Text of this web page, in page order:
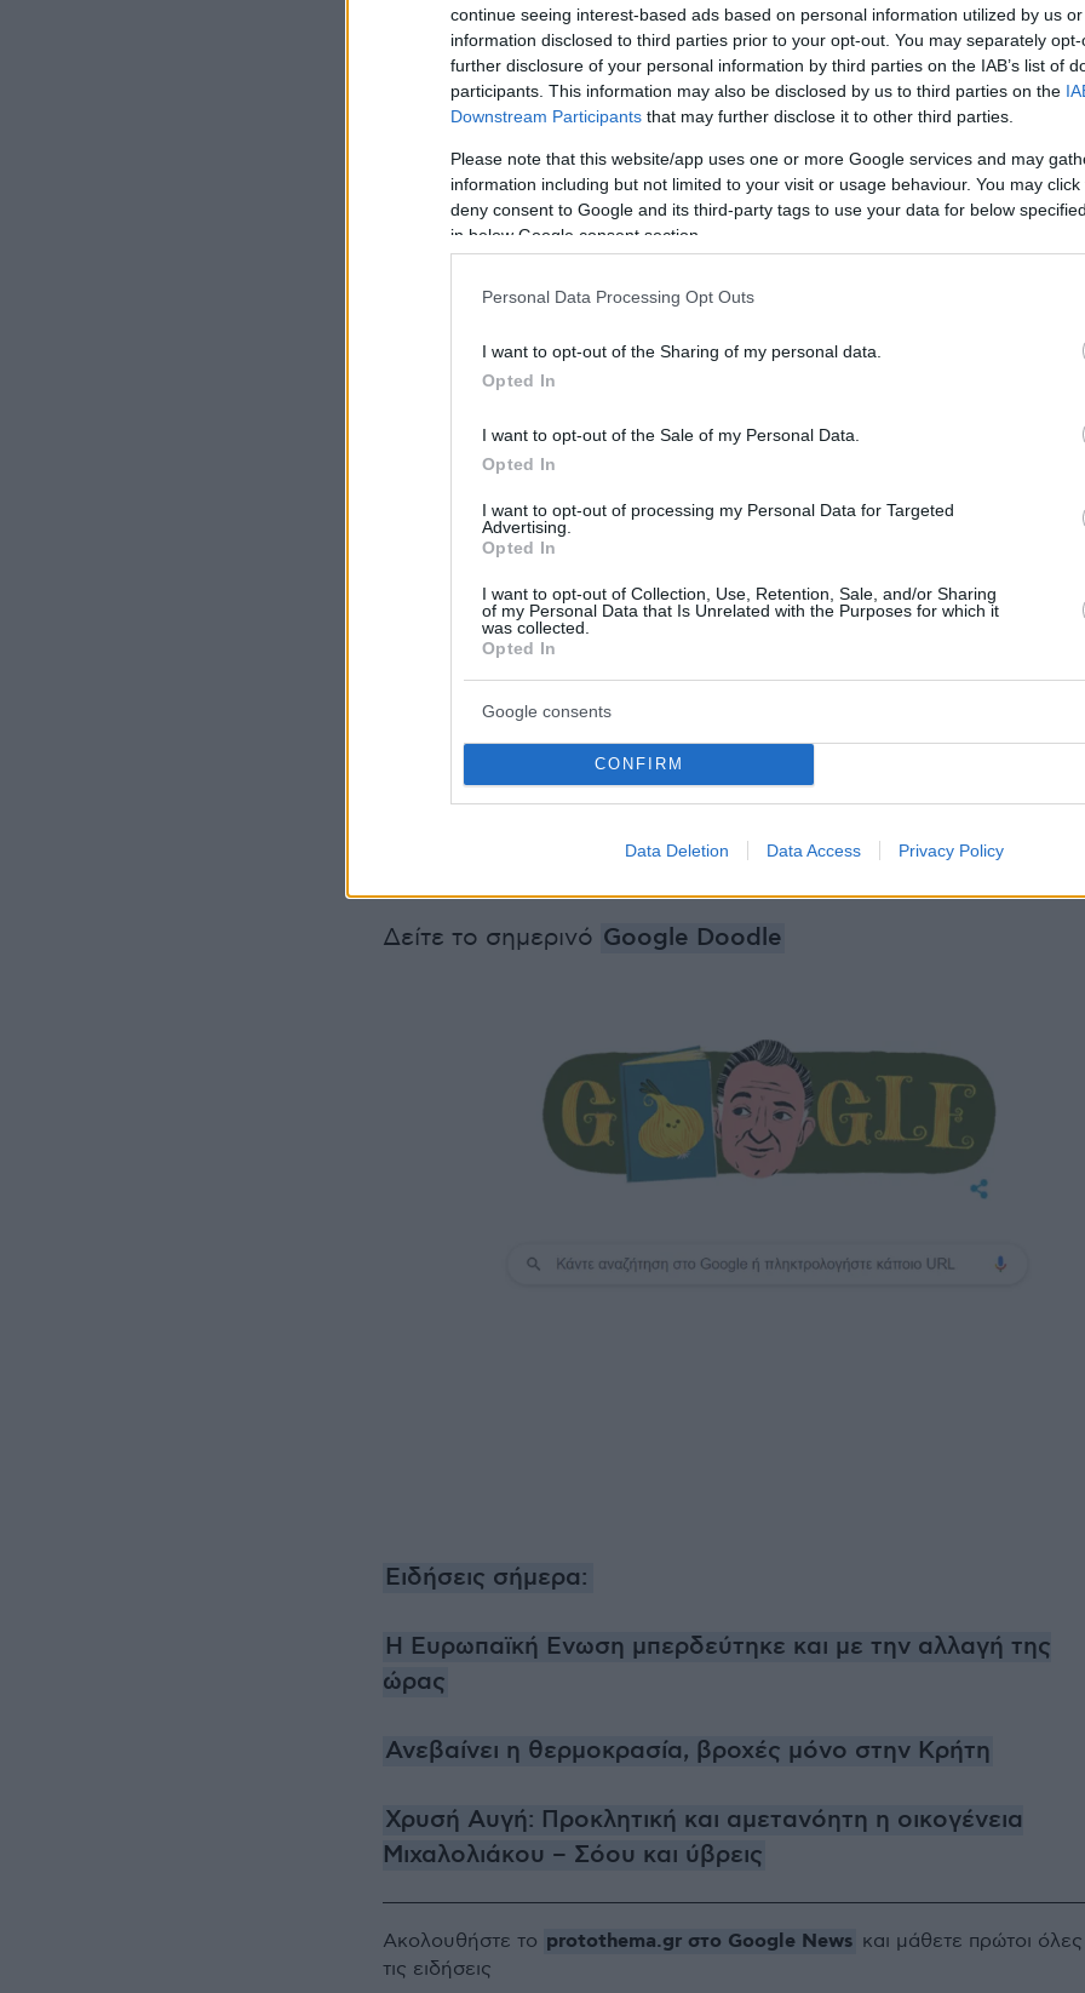
continue seeing interest-based ads based on personal information utilized by us
information disclosed to third parties prior to your opt-out. You may separately
further disclosure of your personal information by third parties on the IAB’s list of
participants. This information may also be disclosed by us to third parties on the
Downstream Participants that may further disclose it to other third parties.
Please note that this website/app uses one or more Google services and may
information including but not limited to your visit or usage behaviour. You may
deny consent to Google and its third-party tags to use your data for below
in below Google consent section.
Personal Data Processing Opt Outs
I want to opt-out of the Sharing of my personal data.
Opted In
I want to opt-out of the Sale of my Personal Data.
Opted In
I want to opt-out of processing my Personal Data for Targeted
Advertising.
Opted In
I want to opt-out of Collection, Use, Retention, Sale, and/or Sharing
of my Personal Data that Is Unrelated with the Purposes for which it
was collected.
Opted In
Google consents
CONFIRM
Data Deletion Data Access Privacy Policy
συγγραφέας καλεί μικρούς και μεγάλους να
απελευθερωθούν από τα καλούπια, τις προκαταλήψεις και
τους συμβιβασμούς, να κοιτάξουν μακριά.
Δείτε το σημερινό Google Doodle
Ειδήσεις σήμερα:
H Eυρωπαϊκή Ενωση μπερδεύτηκε και με την αλλαγή της
ώρας
Ανεβαίνει η θερμοκρασία, βροχές μόνο στην Κρήτη
Χρυσή Αυγή: Προκλητική και αμετανόητη η οικογένεια
Μιχαλολιάκου – Σόου και ύβρεις
Ακολουθήστε το protothema.gr στο Google News και μάθετε πρώτοι όλες
τις ειδήσεις